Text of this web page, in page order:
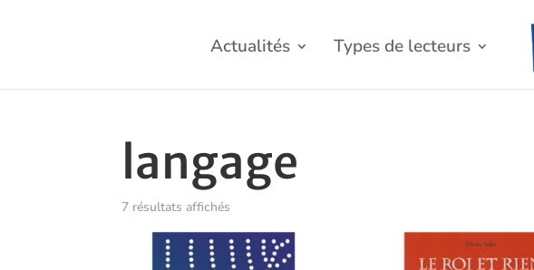
Actualités Types de lecteurs
langage
7 résultats affichés
du
plus